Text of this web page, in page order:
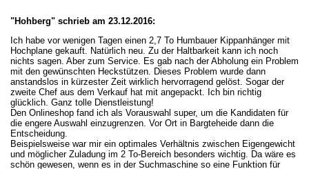
"Hohberg" schrieb am 23.12.2016:
Ich habe vor wenigen Tagen einen 2,7 To Humbauer Kippanhänger mit
Hochplane gekauft. Natürlich neu. Zu der Haltbarkeit kann ich noch
nichts sagen. Aber zum Service. Es gab nach der Abholung ein Problem
mit den gewünschten Heckstützen. Dieses Problem wurde dann
anstandslos in kürzester Zeit wirklich hervorragend gelöst. Sogar der
zweite Chef aus dem Verkauf hat mit angepackt. Ich bin richtig
glücklich. Ganz tolle Dienstleistung!
Den Onlineshop fand ich als Vorauswahl super, um die Kandidaten für
die engere Auswahl einzugrenzen. Vor Ort in Bargteheide dann die
Entscheidung.
Beispielsweise war mir ein optimales Verhältnis zwischen Eigengewicht
und möglicher Zuladung im 2 To-Bereich besonders wichtig. Da wäre es
schön gewesen, wenn es in der Suchmaschine so eine Funktion für